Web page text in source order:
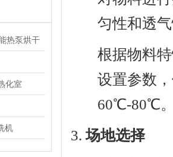
热泵烘干
化室
机
匀性和透
根据物料
设置参数
60℃-80℃
场地选择